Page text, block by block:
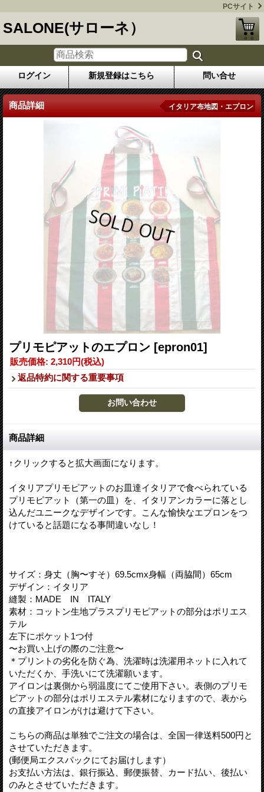
PCサイト
SALONE(サローネ）
ログイン 新規登録はこちら 問い合せ
商品詳細 イタリア布地図・エプロン
プリモピアットのエプロン [epron01]
販売価格: 2,310円(税込)
返品特約に関する重要事項
商品詳細
↑クリックすると拡大画面になります。
イタリアプリモピアットのお皿達イタリアで食べられている
プリモピアット（第一の皿）を、イタリアンカラーに落とし
込んだユニークなデザインです。こんな愉快なエプロンをつ
けていると話題になる事間違いなし！
サイズ：身丈（胸〜すそ）69.5cmx身幅（両脇間）65cm
デザイン：イタリア
縫製：MADE IN ITALY
素材：コットン生地プラスプリモピアットの部分はポリエス
テル
左下にポケット1つ付
〜お買い上げの際のご注意〜
＊プリントの劣化を防ぐ為、洗濯時は洗濯用ネットに入れて
いただくか、手洗いにて洗濯願います。
アイロンは裏側から弱温度にてご使用下さい。表側のプリモ
ピアットの部分はポリエステル素材になりますので、表から
の直接アイロンがけは避けて下さい。
こちらの商品は単独でご注文の場合は、全国一律送料500円と
させていただきます。
(郵便局エクスパックにてお届けします）
お支払い方法は、銀行振込、郵便振替、カード払い、後払い
のみとさせていただきます。